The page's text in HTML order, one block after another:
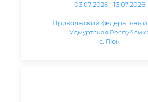
03.07.2026 - 13.07.2026
Приволжский федеральный
Удмуртская
с. Люк